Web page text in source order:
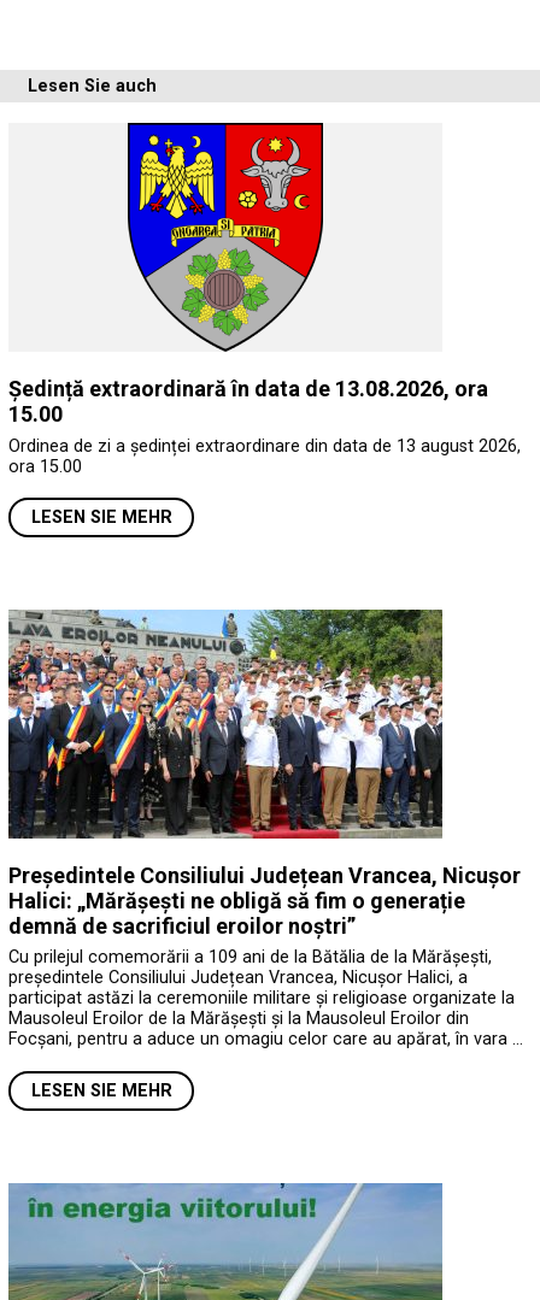
Lesen Sie auch
Ședință extraordinară în data de 13.08.2026, ora
15.00
Ordinea de zi a ședinței extraordinare din data de 13 august 2026,
ora 15.00
LESEN SIE MEHR
Președintele Consiliului Județean Vrancea, Nicușor
Halici: „Mărășești ne obligă să fim o generație
demnă de sacrificiul eroilor noștri”
Cu prilejul comemorării a 109 ani de la Bătălia de la Mărășești,
președintele Consiliului Județean Vrancea, Nicușor Halici, a
participat astăzi la ceremoniile militare și religioase organizate la
Mausoleul Eroilor de la Mărășești și la Mausoleul Eroilor din
Focșani, pentru a aduce un omagiu celor care au apărat, în vara …
LESEN SIE MEHR